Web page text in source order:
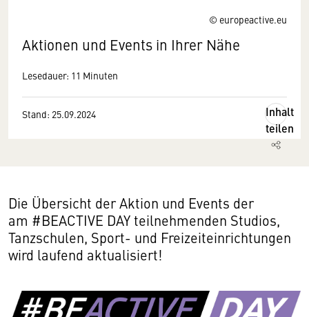
© europeactive.eu
Aktionen und Events in Ihrer Nähe
Lesedauer: 11 Minuten
Stand: 25.09.2024
Inhalt
teilen
Die Übersicht der Aktion und Events der
am #BEACTIVE DAY teilnehmenden Studios,
Tanzschulen, Sport- und Freizeiteinrichtungen
wird laufend aktualisiert!